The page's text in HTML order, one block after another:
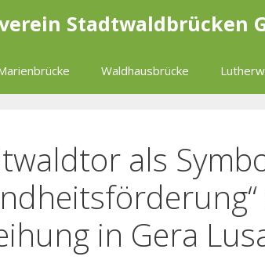
Stadtwaldbrücken
Waldhausbrücke
als
in Gera